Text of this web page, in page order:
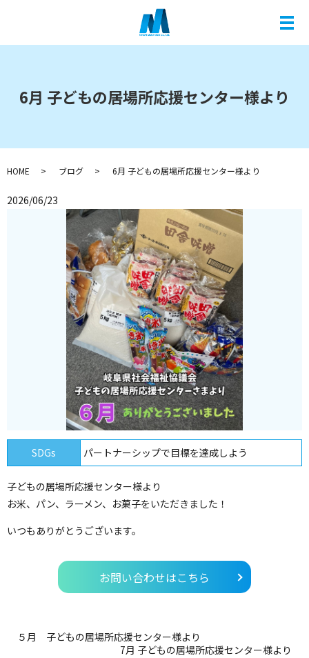
メ
6月 子どもの居場所応援センター様より
HOME ブログ 6月 子どもの居場所応援センター様より
2026/06/23
SDGs パートナーシップで目標を達成しよう
子どもの居場所応援センター様より
お米、パン、ラーメン、お菓子をいただきました！
いつもありがとうございます。
お問い合わせはこちら
５月 子どもの居場所応援センター様より
7月 子どもの居場所応援センター様より